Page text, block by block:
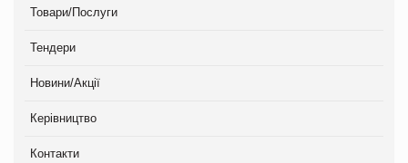
Товари/Послуги
Тендери
Новини/Акції
Керівництво
Контакти